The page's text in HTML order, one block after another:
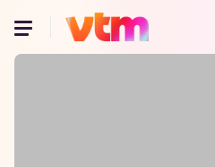
Oeps, browser